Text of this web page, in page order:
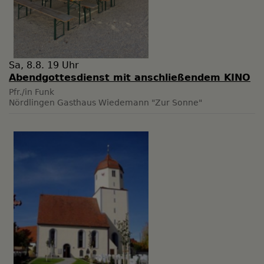
Sa, 8.8. 19 Uhr
Abendgottesdienst mit anschließendem KINO
Pfr./in Funk
Nördlingen Gasthaus Wiedemann "Zur Sonne"